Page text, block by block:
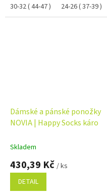
30-32 ( 44-47 ) 24-26 ( 37-39 )
Dámské a pánské ponožky
NOVIA | Happy Socks káro
Skladem
430,39 Kč / ks
DETAIL